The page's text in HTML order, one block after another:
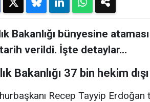
Bakanlığı bünyesine
verildi. İşte detaylar…
Bakanlığı 37 bin hekim
Recep Tayyip Erdoğan